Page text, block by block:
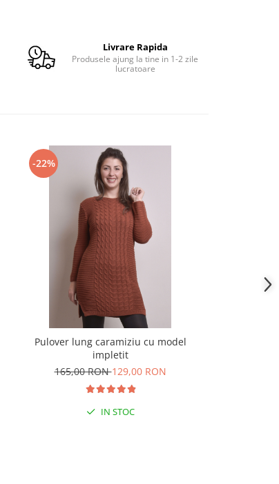
Livrare Rapida
Produsele ajung la tine in 1-2 zile
lucratoare
-22%
Pulover lung caramiziu cu model
impletit
165,00 RON129,00 RON
IN STOC